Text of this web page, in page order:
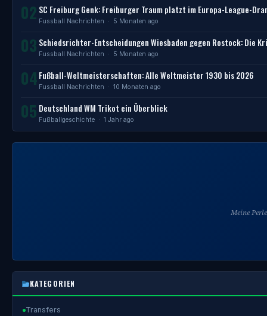
02 SC Freiburg Genk: Freiburger Traum platzt im Europa-League-
Fussball Nachrichten · 5 Monaten ago
03 Schiedsrichter-Entscheidungen Wiesbaden gegen Rostock: Die
Fussball Nachrichten · 5 Monaten ago
04 Fußball-Weltmeisterschaften: Alle Weltmeister 1930 bis 2026
Fussball Nachrichten · 10 Monaten ago
05 Deutschland WM Trikot ein Überblick
Fußballgeschichte · 1 Jahr ago
Meine
KATEGORIEN
Transfers